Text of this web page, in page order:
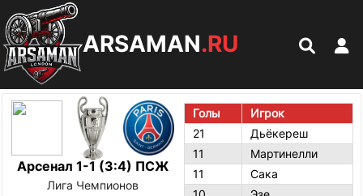
ARSAMAN.RU
Арсенал 1-1 (3:4) ПСЖ
Лига Чемпионов
Голы
Игрок
21
Дьёкереш
11
Мартинелли
11
Сака